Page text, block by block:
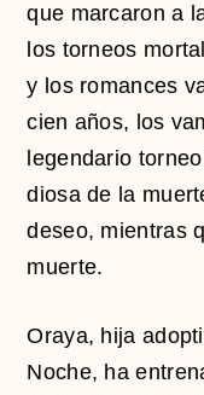
que marcaron a
los torneos
y los romances
cien años, los
legendario
diosa de la
deseo, mientras
muerte.
Oraya, hija
Noche, ha